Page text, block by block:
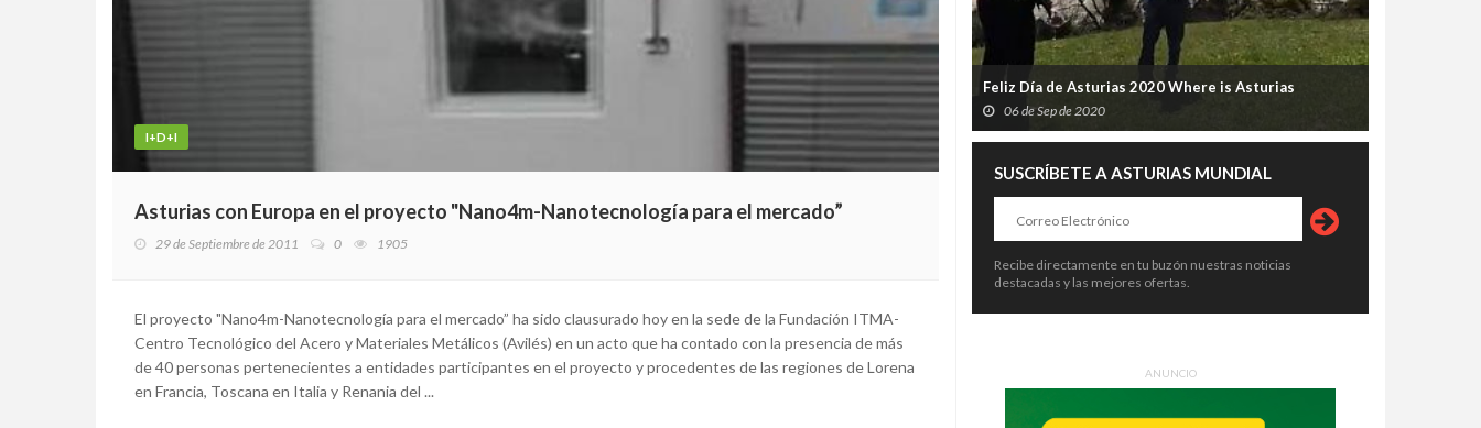
I+D+I
Asturias con Europa en el proyecto "Nano4m-Nanotecnología para el mercado”
29 de Septiembre de 2011 0 1905
El proyecto "Nano4m-Nanotecnología para el mercado” ha sido clausurado hoy en la sede de la Fundación ITMA-
Centro Tecnológico del Acero y Materiales Metálicos (Avilés) en un acto que ha contado con la presencia de más
de 40 personas pertenecientes a entidades participantes en el proyecto y procedentes de las regiones de Lorena
en Francia, Toscana en Italia y Renania del ...
Feliz Día de Asturias 2020 Where is Asturias
06 de Sep de 2020
SUSCRÍBETE A ASTURIAS MUNDIAL
Recibe directamente en tu buzón nuestras noticias
destacadas y las mejores ofertas.
ANUNCIO